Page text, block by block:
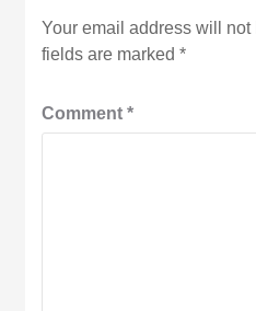
Your email address will not
fields are marked*
Comment*